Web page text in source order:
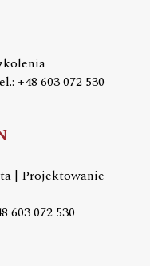
+48 603 072 530
| Projektowanie
603 072 530